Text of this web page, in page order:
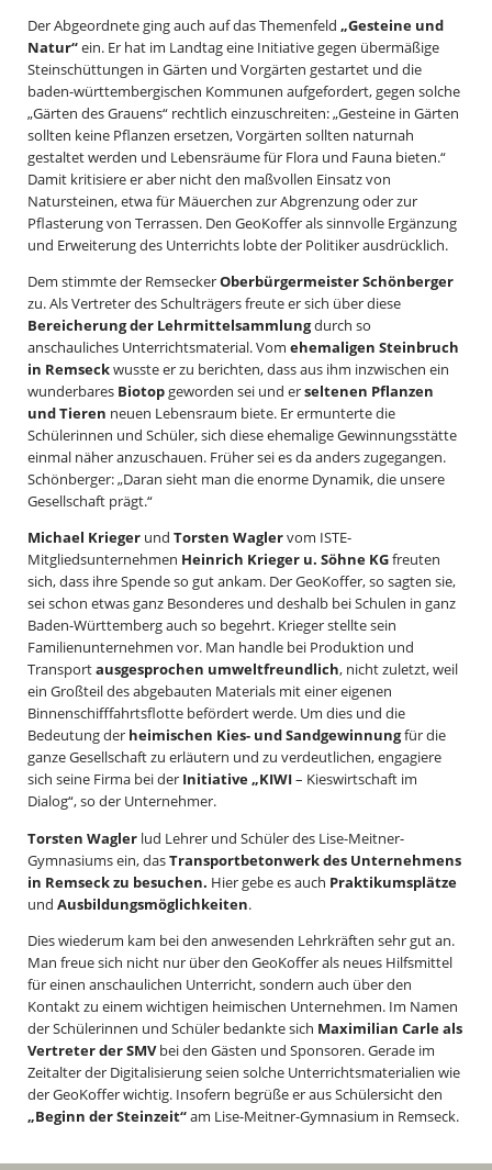
Der Abgeordnete ging auch auf das Themenfeld „Gesteine und
Natur“ein. Er hat im Landtag eine Initiative gegen übermäßige
Steinschüttungen in Gärten und Vorgärten gestartet und die
baden-württembergischen Kommunen aufgefordert, gegen solche
„Gärten des Grauens“ rechtlich einzuschreiten: „Gesteine in Gärten
sollten keine Pflanzen ersetzen, Vorgärten sollten naturnah
gestaltet werden und Lebensräume für Flora und Fauna bieten.“
Damit kritisiere er aber nicht den maßvollen Einsatz von
Natursteinen, etwa für Mäuerchen zur Abgrenzung oder zur
Pflasterung von Terrassen. Den GeoKoffer als sinnvolle Ergänzung
und Erweiterung des Unterrichts lobte der Politiker ausdrücklich.
Dem stimmte der RemseckerOberbürgermeister Schönberger
zu. Als Vertreter des Schulträgers freute er sich über diese
Bereicherung der Lehrmittelsammlungdurch so
anschauliches Unterrichtsmaterial. Vom ehemaligen Steinbruch
in Remseckwusste er zu berichten, dass aus ihm inzwischen ein
wunderbares Biotopgeworden sei und erseltenen Pflanzen
und Tieren neuen Lebensraum biete. Er ermunterte die
Schülerinnen und Schüler, sich diese ehemalige Gewinnungsstätte
einmal näher anzuschauen. Früher sei es da anders zugegangen.
Schönberger: „Daran sieht man die enorme Dynamik, die unsere
Gesellschaft prägt.“
Michael Krieger und Torsten Waglervom ISTE-
Mitgliedsunternehmen Heinrich Krieger u. Söhne KGfreuten
sich, dass ihre Spende so gut ankam. Der GeoKoffer, so sagten sie,
sei schon etwas ganz Besonderes und deshalb bei Schulen in ganz
Baden-Württemberg auch so begehrt. Krieger stellte sein
Familienunternehmen vor. Man handle bei Produktion und
Transportausgesprochen umweltfreundlich, nicht zuletzt, weil
ein Großteil des abgebauten Materials mit einer eigenen
Binnenschifffahrtsflotte befördert werde. Um dies und die
Bedeutung der heimischen Kies- und Sandgewinnungfür die
ganze Gesellschaft zu erläutern und zu verdeutlichen, engagiere
sich seine Firma bei der Initiative „KIWI– Kieswirtschaft im
Dialog“, so der Unternehmer.
Torsten Wagler lud Lehrer und Schüler des Lise-Meitner-
Gymnasiums ein, dasTransportbetonwerk des Unternehmens
in Remseck zu besuchen. Hier gebe es auch Praktikumsplätze
und Ausbildungsmöglichkeiten.
Dies wiederum kam bei den anwesenden Lehrkräften sehr gut an.
Man freue sich nicht nur über den GeoKoffer als neues Hilfsmittel
für einen anschaulichen Unterricht, sondern auch über den
Kontakt zu einem wichtigen heimischen Unternehmen. Im Namen
der Schülerinnen und Schüler bedankte sich Maximilian Carle als
Vertreter der SMVbei den Gästen und Sponsoren. Gerade im
Zeitalter der Digitalisierung seien solche Unterrichtsmaterialien wie
der GeoKoffer wichtig. Insofern begrüße er aus Schülersicht den
„Beginn der Steinzeit“am Lise-Meitner-Gymnasium in Remseck.